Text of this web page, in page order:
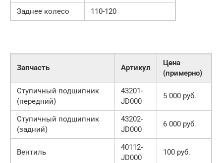
Заднее колесо
110-120
Запчасть Артикул
Цена
(примерно)
Ступичный подшипник
(передний)
43201-
JD000
5 000 руб.
Ступичный подшипник
(задний)
43202-
JD000
6 000 руб.
Вентиль
40112-
JD000
100 руб.